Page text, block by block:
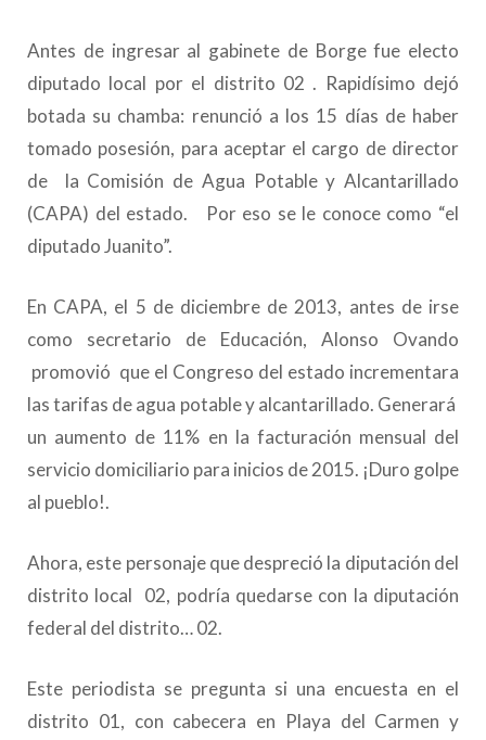
Antes de ingresar al gabinete de Borge fue electo
diputado local por el distrito 02 . Rapidísimo dejó
botada su chamba: renunció a los 15 días de haber
tomado posesión, para aceptar el cargo de director
de la Comisión de Agua Potable y Alcantarillado
(CAPA) del estado. Por eso se le conoce como “el
diputado Juanito”.
En CAPA, el 5 de diciembre de 2013, antes de irse
como secretario de Educación, Alonso Ovando
promovió que el Congreso del estado incrementara
las tarifas de agua potable y alcantarillado. Generará
un aumento de 11% en la facturación mensual del
servicio domiciliario para inicios de 2015. ¡Duro golpe
al pueblo!.
Ahora, este personaje que despreció la diputación del
distrito local 02, podría quedarse con la diputación
federal del distrito… 02.
Este periodista se pregunta si una encuesta en el
distrito 01, con cabecera en Playa del Carmen y